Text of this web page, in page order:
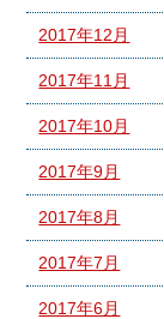
2017年12月
2017年11月
2017年10月
2017年9月
2017年8月
2017年7月
2017年6月